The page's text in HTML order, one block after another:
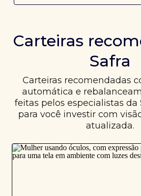
Carteiras
Safra
Carteiras recomendadas
automática e
feitas pelos especialistas da
para você investir com
atualizada.